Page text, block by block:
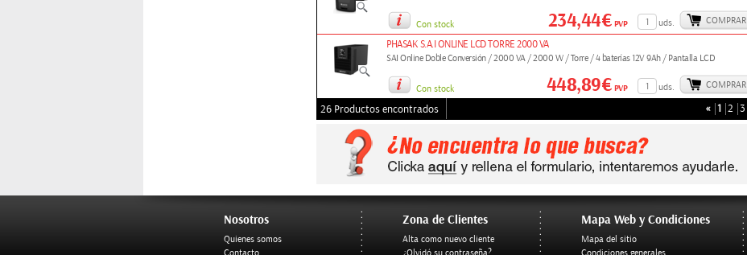
Con stock uds. COMPRAR
234,44€PVP
PHASAK S.A.I ONLINE LCD TORRE 2000 VA
SAI Online Doble Conversión / 2000 VA / 2000 W / Torre / 4 baterías 12V 9Ah / Pantalla LCD
Con stock uds. COMPRAR
448,89€PVP
26 Productos encontrados « 1 2 3
Nosotros
Quienes somos
Zona de Clientes
Alta como nuevo cliente
Mapa Web y Condiciones
Mapa del sitio